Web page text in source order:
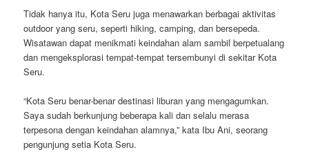
Tidak hanya itu, Kota Seru juga menawarkan berbagai aktivitas
outdoor yang seru, seperti hiking, camping, dan bersepeda.
Wisatawan dapat menikmati keindahan alam sambil berpetualang
dan mengeksplorasi tempat-tempat tersembunyi di sekitar Kota
Seru.
“Kota Seru benar-benar destinasi liburan yang mengagumkan.
Saya sudah berkunjung beberapa kali dan selalu merasa
terpesona dengan keindahan alamnya,” kata Ibu Ani, seorang
pengunjung setia Kota Seru.